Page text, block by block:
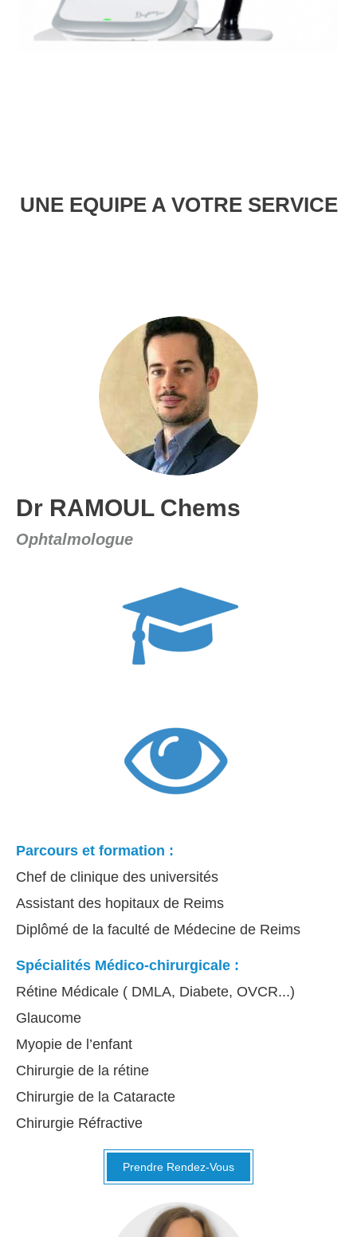
UNE EQUIPE A VOTRE SERVICE
Dr RAMOUL Chems
Ophtalmologue
Parcours et formation :
Chef de clinique des universités
Assistant des hopitaux de Reims
Diplômé de la faculté de Médecine de Reims
Spécialités Médico-chirurgicale :
Rétine Médicale ( DMLA, Diabete, OVCR...)
Glaucome
Myopie de l’enfant
Chirurgie de la rétine
Chirurgie de la Cataracte
Chirurgie Réfractive
Prendre Rendez-Vous